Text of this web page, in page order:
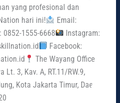
yang profesional dan
hari ini!
Email:
0852-1555-6668
Instagram:
Facebook:
The Wayang Office
Lt. 3, Kav. A, RT.11/RW.9,
Kota Jakarta Timur, Daerah